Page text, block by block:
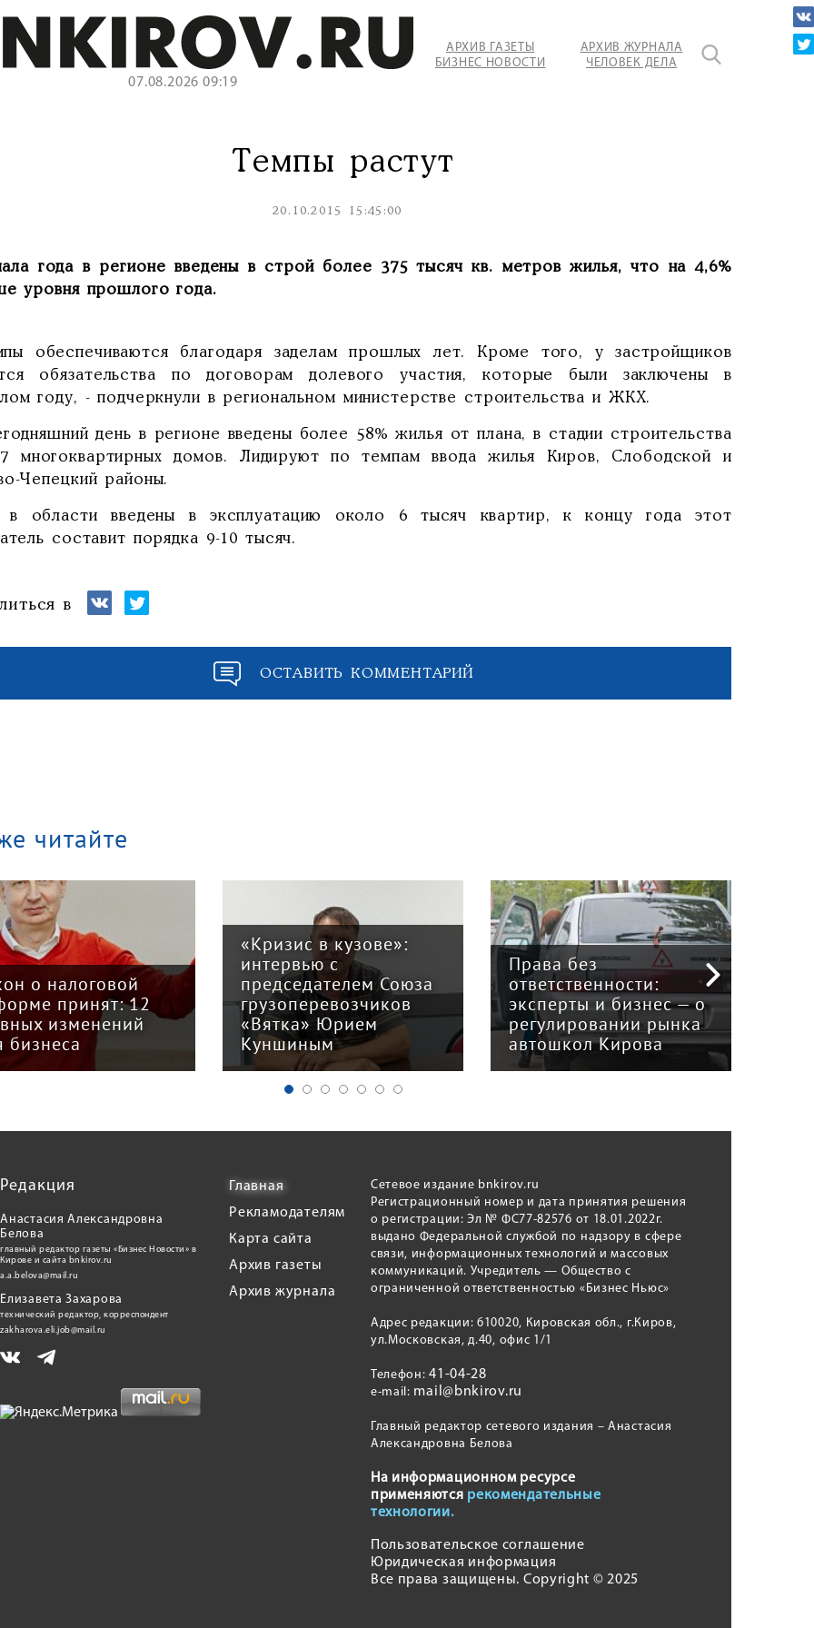
07.08.2026 09:19
АРХИВ ГАЗЕТЫ
БИЗНЕС НОВОСТИ
АРХИВ ЖУРНАЛА
ЧЕЛОВЕК ДЕЛА
Темпы растут
20.10.2015 15:45:00
года в регионе введены в строй более 375 тысяч кв. метров жилья, что на 4,6%
уровня прошлого года.
обеспечиваются благодаря заделам прошлых лет. Кроме того, у застройщиков
обязательства по договорам долевого участия, которые были заключены в
году, - подчеркнули в региональном министерстве строительства и ЖКХ.
день в регионе введены более 58% жилья от плана, в стадии строительства
многоквартирных домов. Лидируют по темпам ввода жилья Киров, Слободской и
Чепецкий районы.
в области введены в эксплуатацию около 6 тысяч квартир, к концу года этот
составит порядка 9-10 тысяч.
в
ОСТАВИТЬ КОММЕНТАРИЙ
читайте
о налоговой
принят: 12
изменений
бизнеса
«Кризис в кузове»:
интервью с
председателем Союза
грузоперевозчиков
«Вятка» Юрием
Куншиным
Права без
ответственности:
эксперты и бизнес — о
регулировании рынка
автошкол Кирова
Редакция
Анастасия Александровна
Белова
главный редактор газеты «Бизнес Новости» в
Кирове и сайта bnkirov.ru
a.a.belova@mail.ru
Елизавета Захарова
технический редактор, корреспондент
zakharova.eli.job@mail.ru
Главная
Рекламодателям
Карта сайта
Архив газеты
Архив журнала
Сетевое издание bnkirov.ru
Регистрационный номер и дата принятия решения
о регистрации: Эл № ФС77-82576 от 18.01.2022г.
выдано Федеральной службой по надзору в сфере
связи, информационных технологий и массовых
коммуникаций. Учредитель — Общество с
ограниченной ответственностью «Бизнес Ньюс»
Адрес редакции: 610020, Кировская обл., г.Киров,
ул.Московская, д.40, офис 1/1
Телефон:41-04-28
e-mail: mail@bnkirov.ru
Главный редактор сетевого издания – Анастасия
Александровна Белова
На информационном ресурсе
применяются рекомендательные
технологии.
Пользовательское соглашение
Юридическая информация
Все права защищены. Copyright © 2025